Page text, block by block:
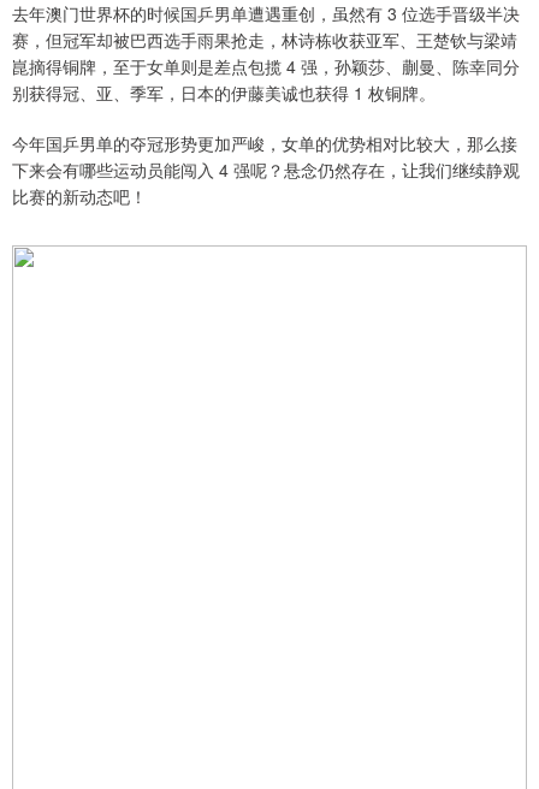
去年澳门世界杯的时候国乒男单遭遇重创，虽然有 3 位选手晋级半决
赛，但冠军却被巴西选手雨果抢走，林诗栋收获亚军、王楚钦与梁靖
崑摘得铜牌，至于女单则是差点包揽 4 强，孙颖莎、蒯曼、陈幸同分
别获得冠、亚、季军，日本的伊藤美诚也获得 1 枚铜牌。
今年国乒男单的夺冠形势更加严峻，女单的优势相对比较大，那么接
下来会有哪些运动员能闯入 4 强呢？悬念仍然存在，让我们继续静观
比赛的新动态吧！